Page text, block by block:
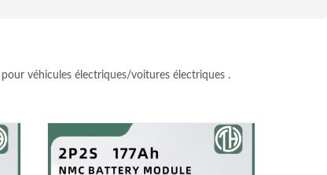
véhicules électriques/voitures électriques .